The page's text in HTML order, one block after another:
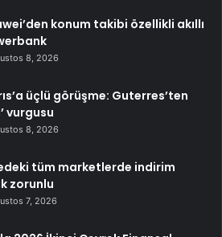
konum takibi özellikli akıllı
8, 2026
üçlü görüşme: Guterres’ten
vurgusu
8, 2026
tüm marketlerde indirim
zorunlu
7, 2026